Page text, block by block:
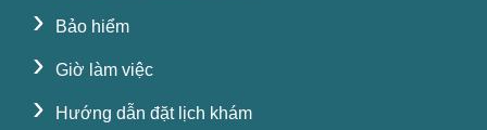
› Bảo hiểm
› Giờ làm việc
› Hướng dẫn đặt lịch khám